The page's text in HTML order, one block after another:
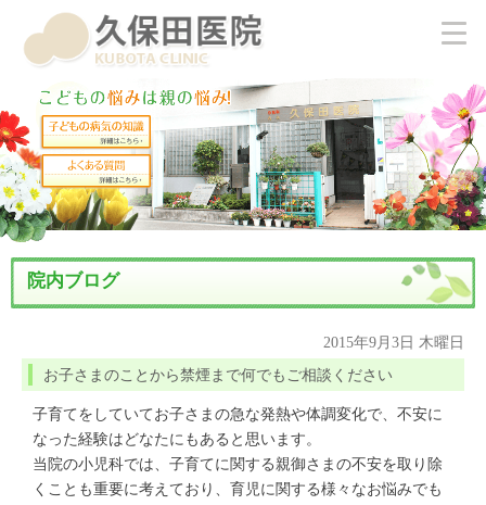
院内ブログ
2015年9月3日 木曜日
お子さまのことから禁煙まで何でもご相談ください
子育てをしていてお子さまの急な発熱や体調変化で、不安に
なった経験はどなたにもあると思います。
当院の小児科では、子育てに関する親御さまの不安を取り除
くことも重要に考えており、育児に関する様々なお悩みでも